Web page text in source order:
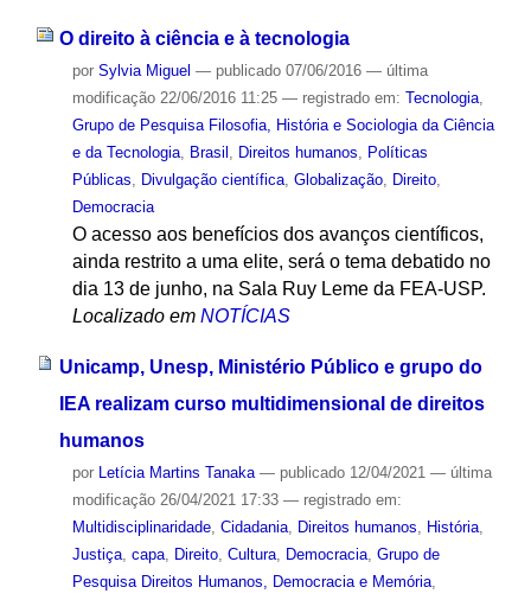
O direito à ciência e à tecnologia
por Sylvia Miguel — publicado07/06/2016 — última
modificação22/06/2016 11:25 — registrado em: Tecnologia,
Grupo de Pesquisa Filosofia, História e Sociologia da Ciência
e da Tecnologia, Brasil , Direitos humanos, Políticas
Públicas, Divulgação científica, Globalização, Direito,
Democracia
O acesso aos benefícios dos avanços científicos,
ainda restrito a uma elite, será o tema debatido no
dia 13 de junho, na Sala Ruy Leme da FEA-USP.
Localizado em NOTÍCIAS
Unicamp, Unesp, Ministério Público e grupo do
IEA realizam curso multidimensional de direitos
humanos
por Letícia Martins Tanaka — publicado12/04/2021 — última
modificação26/04/2021 17:33 — registrado em:
Multidisciplinaridade, Cidadania, Direitos humanos, História,
Justiça, capa, Direito, Cultura, Democracia, Grupo de
Pesquisa Direitos Humanos, Democracia e Memória,